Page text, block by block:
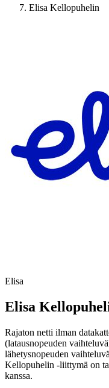
Elisa Kellopuhelin
Elisa
Elisa
Rajaton netti ilman
(latausnopeuden
lähetysnopeuden
Kellopuhelin -liittymä on
kanssa.